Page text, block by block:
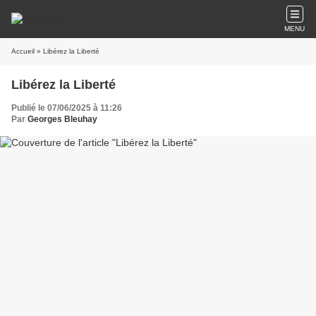
MENU
Accueil » Libérez la Liberté
Libérez la Liberté
Publié le 07/06/2025 à 11:26
Par Georges Bleuhay